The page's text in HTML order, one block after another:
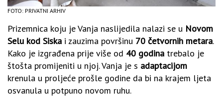
FOTO: PRIVATNI ARHIV
Prizemnica koju je Vanja naslijedila nalazi se u Novom
Selu kod Siska i zauzima površinu 70 četvornih metara.
Kako je izgrađena prije više od 40 godina trebalo je
štošta promijeniti u njoj. Vanja je s adaptacijom
krenula u proljeće prošle godine da bi na krajem ljeta
osvanula u potpuno novom ruhu.